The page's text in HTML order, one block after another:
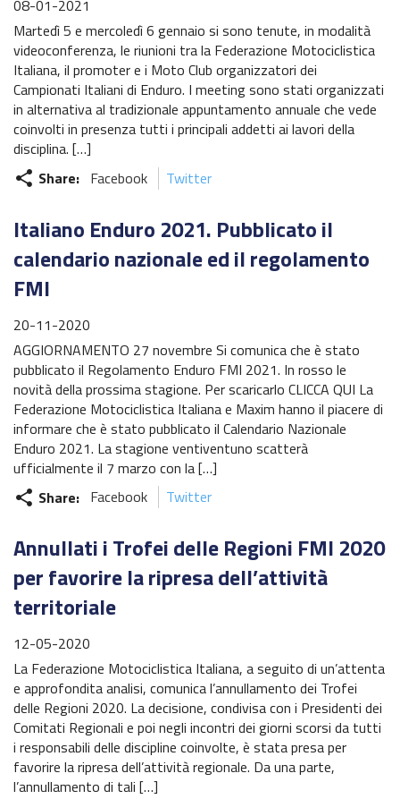
08-01-2021
Martedì 5 e mercoledì 6 gennaio si sono tenute, in modalità
videoconferenza, le riunioni tra la Federazione Motociclistica
Italiana, il promoter e i Moto Club organizzatori dei
Campionati Italiani di Enduro. I meeting sono stati organizzati
in alternativa al tradizionale appuntamento annuale che vede
coinvolti in presenza tutti i principali addetti ai lavori della
disciplina. […]
share Share: Facebook Twitter
Italiano Enduro 2021. Pubblicato il
calendario nazionale ed il regolamento
FMI
20-11-2020
AGGIORNAMENTO 27 novembre Si comunica che è stato
pubblicato il Regolamento Enduro FMI 2021. In rosso le
novità della prossima stagione. Per scaricarlo CLICCA QUI La
Federazione Motociclistica Italiana e Maxim hanno il piacere di
informare che è stato pubblicato il Calendario Nazionale
Enduro 2021. La stagione ventiventuno scatterà
ufficialmente il 7 marzo con la […]
share Share: Facebook Twitter
Annullati i Trofei delle Regioni FMI 2020
per favorire la ripresa dell’attività
territoriale
12-05-2020
La Federazione Motociclistica Italiana, a seguito di un’attenta
e approfondita analisi, comunica l’annullamento dei Trofei
delle Regioni 2020. La decisione, condivisa con i Presidenti dei
Comitati Regionali e poi negli incontri dei giorni scorsi da tutti
i responsabili delle discipline coinvolte, è stata presa per
favorire la ripresa dell’attività regionale. Da una parte,
l’annullamento di tali […]